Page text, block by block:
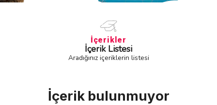
İçerikler
İçerik Listesi
Aradığınız içeriklerin listesi
İçerik bulunmuyor